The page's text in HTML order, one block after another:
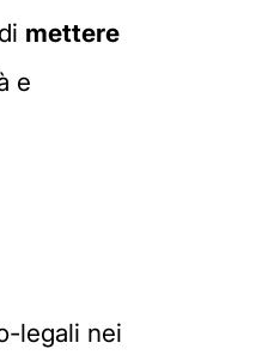
mettere
e
legali nei